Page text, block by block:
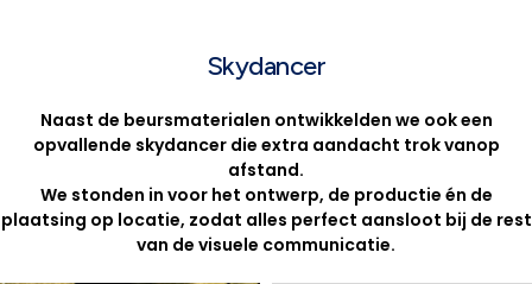
Skydancer
Naast de beursmaterialen ontwikkelden we ook een
opvallende skydancer die extra aandacht trok vanop
afstand.
We stonden in voor het ontwerp, de productie én de
plaatsing op locatie, zodat alles perfect aansloot bij de rest
van de visuele communicatie.